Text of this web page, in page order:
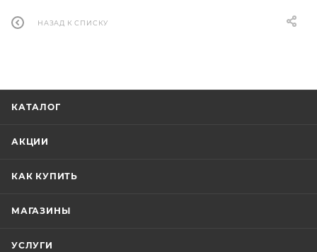
НАЗАД К СПИСКУ
КАТАЛОГ
АКЦИИ
КАК КУПИТЬ
МАГАЗИНЫ
УСЛУГИ